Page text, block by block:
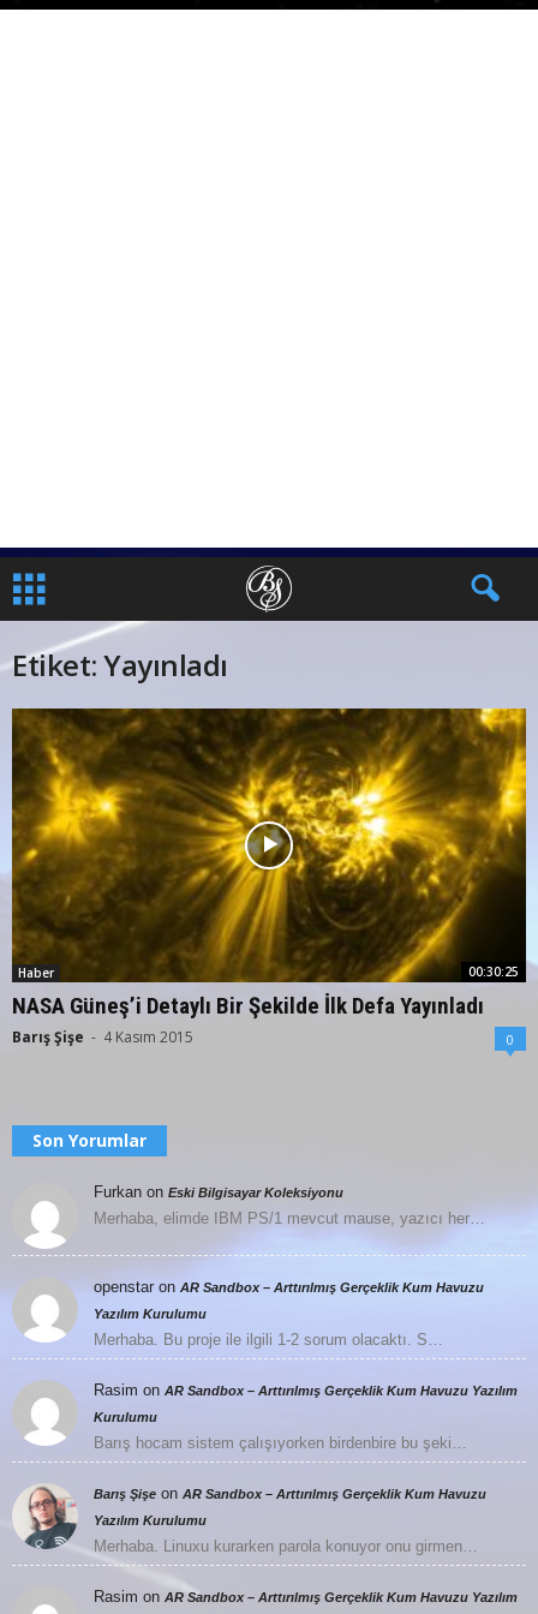
Etiket: Yayınladı
00:30:25
Haber
NASA Güneş’i Detaylı Bir Şekilde İlk Defa Yayınladı
Barış Şişe - 4 Kasım 2015 0
Son Yorumlar
Furkan on Eski Bilgisayar Koleksiyonu
Merhaba, elimde IBM PS/1 mevcut mause, yazıcı her…
openstar on AR Sandbox – Arttırılmış Gerçeklik Kum Havuzu
Yazılım Kurulumu
Merhaba. Bu proje ile ilgili 1-2 sorum olacaktı. S…
Rasim on AR Sandbox – Arttırılmış Gerçeklik Kum Havuzu Yazılım
Kurulumu
Barış hocam sistem çalışıyorken birdenbire bu şeki…
Barış Şişe on AR Sandbox – Arttırılmış Gerçeklik Kum Havuzu
Yazılım Kurulumu
Merhaba. Linuxu kurarken parola konuyor onu girmen…
Rasim on AR Sandbox – Arttırılmış Gerçeklik Kum Havuzu Yazılım